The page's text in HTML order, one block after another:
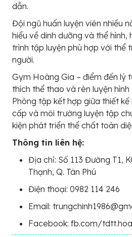
dẫn.
Đội ngũ huấn luyện viên nhiều
hiểu về dinh dưỡng và thể hình,
trình tập luyện phù hợp với thể
người.
Gym Hoàng Gia – điểm đến lý
thích thể thao và rèn luyện hình
Phòng tập kết hợp giữa thiết
cấp và môi trường luyện tập
kiện phát triển thể chất toàn
Thông tin liên hệ:
Địa chỉ: Số 113 Đường T1,
Thạnh, Q. Tân Phú
Điện thoại: 0982 114 246
Email:
Facebook: fb.com/